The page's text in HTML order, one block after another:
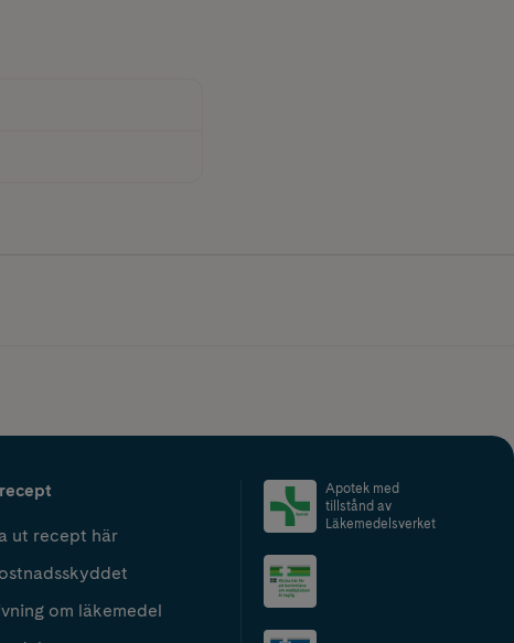
ut recept här
om läkemedel
Apotek med
tillstånd av
Läkemedelsverket